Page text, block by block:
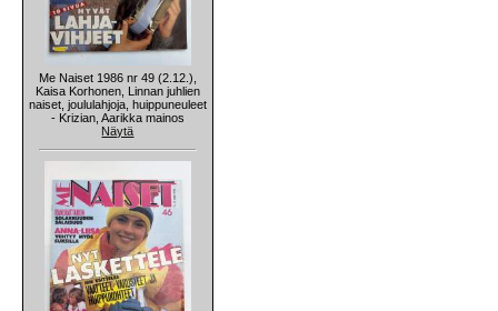
Me Naiset 1986 nr 49 (2.12.),
Kaisa Korhonen, Linnan juhlien
naiset, joululahjoja, huippuneuleet
- Krizian, Aarikka mainos
Näytä